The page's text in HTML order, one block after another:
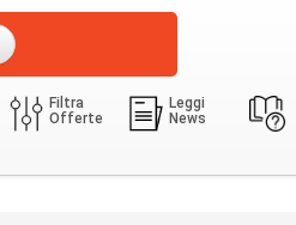
Filtra
Offerte
Leggi
News